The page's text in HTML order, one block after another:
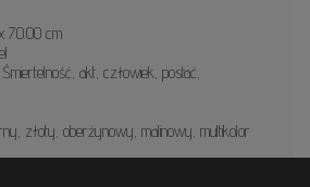
70.00 cm
akt, człowiek, postać,
złoty, oberżynowy, malinowy, multikolor